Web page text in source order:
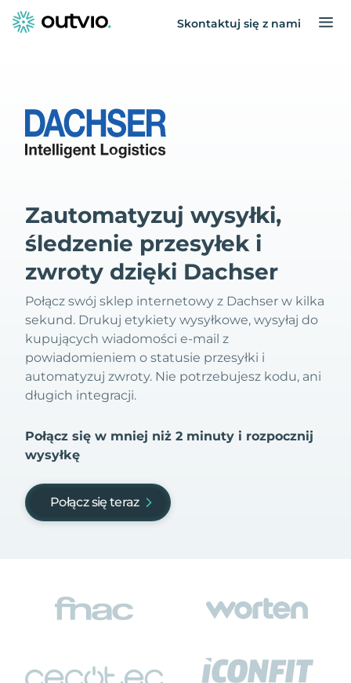
Skontaktuj się z nami
Zautomatyzuj wysyłki,
śledzenie przesyłek i
zwroty dzięki Dachser
Połącz swój sklep internetowy z Dachser w kilka
sekund. Drukuj etykiety wysyłkowe, wysyłaj do
kupujących wiadomości e-mail z
powiadomieniem o statusie przesyłki i
automatyzuj zwroty. Nie potrzebujesz kodu, ani
długich integracji.
Połącz się w mniej niż 2 minuty i rozpocznij
wysyłkę
Połącz się teraz